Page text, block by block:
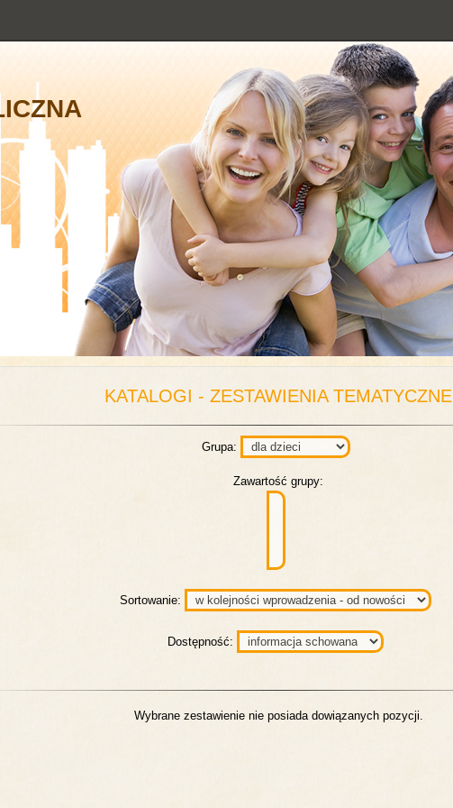
KATALOGI - ZESTAWIENIA TEMATYCZNE
Grupa:
Zawartość grupy:
Sortowanie:
Dostępność:
Wybrane zestawienie nie posiada dowiązanych pozycji.